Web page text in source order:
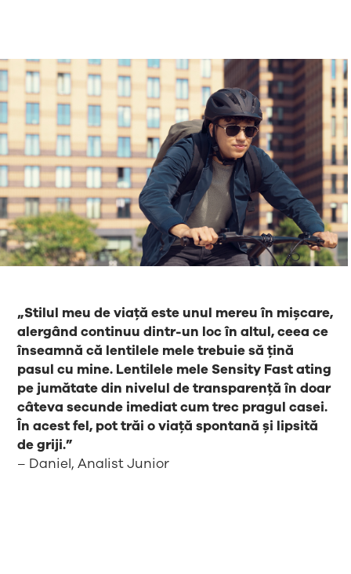
„Stilul meu de viață este unul mereu în mișcare,
alergând continuu dintr-un loc în altul, ceea ce
înseamnă că lentilele mele trebuie să țină
pasul cu mine. Lentilele mele Sensity Fast ating
pe jumătate din nivelul de transparență în doar
câteva secunde imediat cum trec pragul casei.
În acest fel, pot trăi o viață spontană și lipsită
de griji.”
– Daniel, Analist Junior